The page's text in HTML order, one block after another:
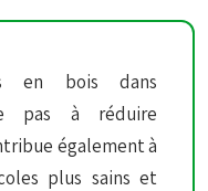
en bois dans
pas à réduire
également à
plus sains et